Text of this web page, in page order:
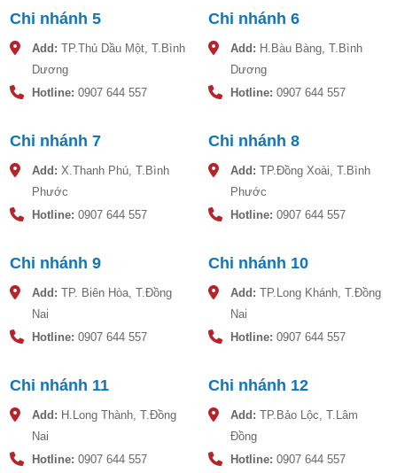
2000D
1630
4000D
1925
5000D
1834 2025 96.0
Dung tích phù hợp khi chọn mua bồn nước
nhựa Sơn Hà
Bồn nước 300 lít – 700 lít : 2-3 người sử dụng
Bồn nước 700 lít – 1500 lít : 3-4 người sử dụng
Bồn nước 2000 lít – 3000 lít : 6-7 người sử dụng
Bồn nước 3000 lít – 4000 lít : 8-9 người sử dụng
Bồn nước 5000 lít : 10-12 người sử dụng
Quy trình lắp đặt bồn nước nhựa Sơn Hà
* Chuẩn bị lắp đặt:
– Kiểm tra xem đã đủ dụng cụ, phụ tùng lắp đặt chưa.
Những dụng cụ cần thiết bao gồm: Van phao điện, kìm
điện, kìm mỏ vịt, kìm nước, cút kép mang sông, Cle, băng
Chi nhánh 5
Add: TP.Thủ Dầu Một, T.Bình
Dương
Hotline: 0907 644 557
Chi nhánh 6
Add: H.Bàu Bàng, T.Bình
Dương
Hotline: 0907 644 557
Chi nhánh 7
Add: X.Thanh Phú, T.Bình
Phước
Hotline: 0907 644 557
Chi nhánh 8
Add: TP.Đồng Xoài, T.Bình
Phước
Hotline: 0907 644 557
Chi nhánh 9
Add: TP. Biên Hòa, T.Đồng
Nai
Hotline: 0907 644 557
Chi nhánh 10
Add: TP.Long Khánh, T.Đồng
Nai
Hotline: 0907 644 557
Chi nhánh 11
Add: H.Long Thành, T.Đồng
Nai
Hotline: 0907 644 557
Chi nhánh 12
Add: TP.Bảo Lộc, T.Lâm
Đồng
Hotline: 0907 644 557